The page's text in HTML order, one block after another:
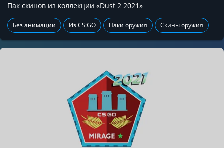
Пак скинов из коллекции «Dust 2 2021»
Без анимации Из CS:GO Паки оружия Скины оружия